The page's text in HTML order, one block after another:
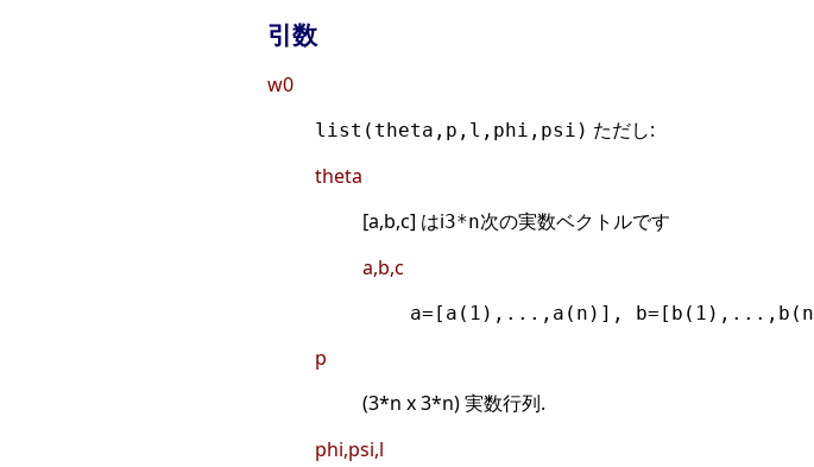
引数
w0
list(theta,p,l,phi,psi) ただし:
theta
[a,b,c] はi3*n次の実数ベクトルです
a,b,c
a=[a(1),...,a(n)],
p
(3*n x 3*n) 実数行列.
phi,psi,l